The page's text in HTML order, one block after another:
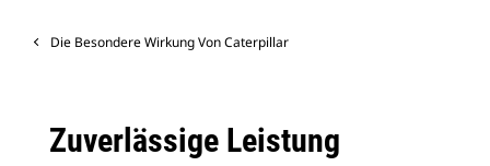
Die Besondere Wirkung Von Caterpillar
Zuverlässige Leistung